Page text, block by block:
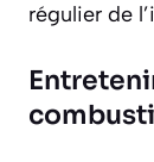
régulier de